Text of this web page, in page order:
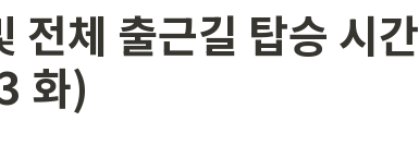
전체 출근길 탑승 시간
화)